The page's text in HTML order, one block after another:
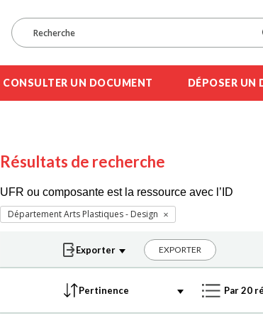
CONSULTER UN DOCUMENT DÉPOSER UN
Résultats de recherche
UFR ou composante est la ressource avec l’ID
Département Arts Plastiques - Design
EXPORTER